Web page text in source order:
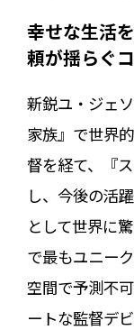
幸せな生活
頼が揺らぐ
新鋭ユ・ジェ
家族』で世界
督を経て、『
し、今後の活
として世界に
で最もユニー
空間で予測不
ートな監督デ